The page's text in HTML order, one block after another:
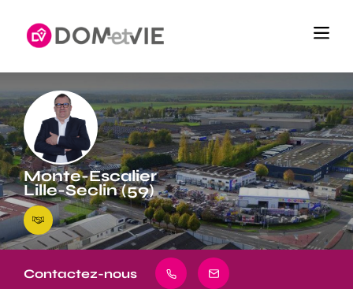
Monte-Escalier
Lille-Seclin (59)
Contactez-nous